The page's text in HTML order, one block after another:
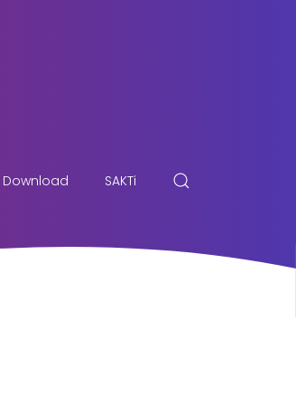
Download SAKTi